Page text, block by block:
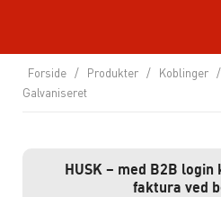
Forside / Produkter / Koblinger /
Galvaniseret
HUSK – med B2B
faktura ved